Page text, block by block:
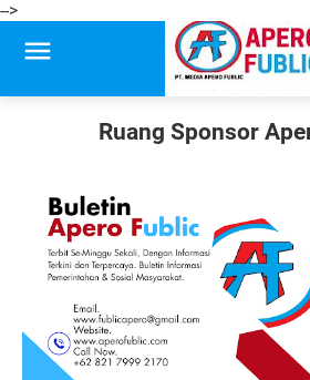
-->
Ruang Sponsor